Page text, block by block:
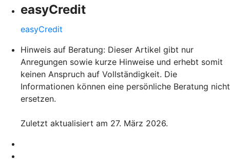
easyCredit
easyCredit
Hinweis auf Beratung: Dieser Artikel gibt nur
Anregungen sowie kurze Hinweise und erhebt somit
keinen Anspruch auf Vollständigkeit. Die
Informationen können eine persönliche Beratung nicht
ersetzen.
Zuletzt aktualisiert am 27. März 2026.